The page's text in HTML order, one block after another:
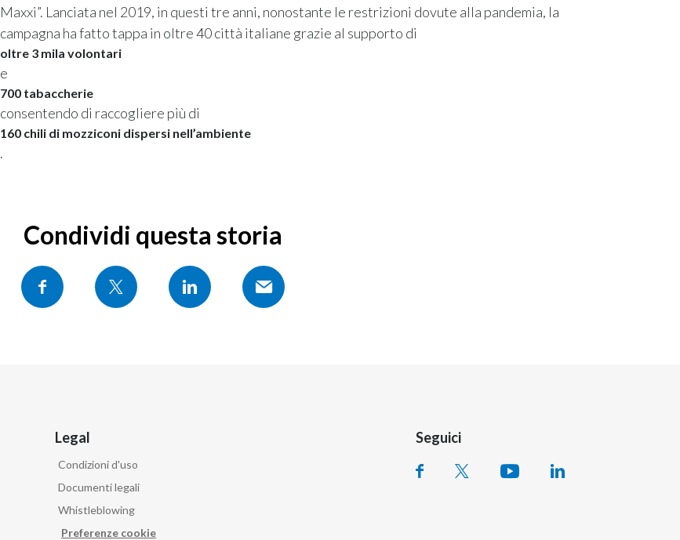
Maxxi”. Lanciata nel 2019, in questi tre anni, nonostante le restrizioni dovute alla pandemia, la
campagna ha fatto tappa in oltre 40 città italiane grazie al supporto di
oltre 3 mila volontari
e
700 tabaccherie
consentendo di raccogliere più di
160 chili di mozziconi dispersi nell’ambiente
.
Condividi questa storia
Legal
Condizioni d'uso
Documenti legali
Whistleblowing
Preferenze cookie
Seguici